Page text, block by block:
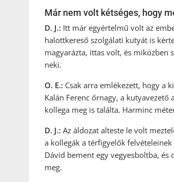
Már nem volt kétséges, hogy
D. J.: Itt már egyértelmű volt az
halottkereső szolgálati kutyát is
magyarázta, ittas volt, és miközben
neki.
O. E.: Csak arra emlékezett, hogy a
Kalán Ferenc őrnagy, a
kollega meg is találta. Harminc
D. J.: Az áldozat alteste le volt
a kollegák a térfigyelők
Dávid bement egy vegyesboltba,
meg.